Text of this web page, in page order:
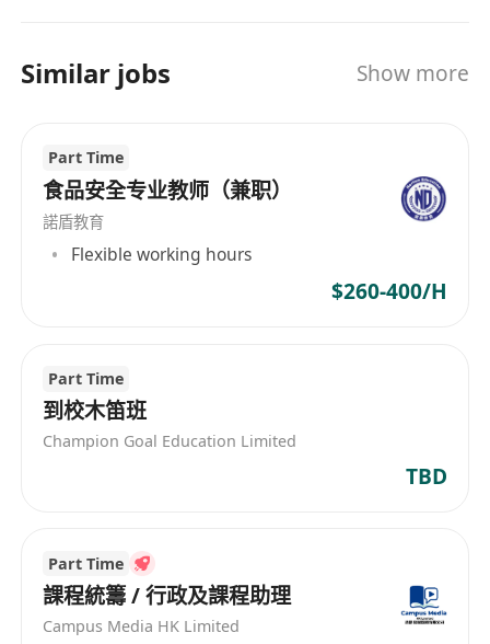
Similar jobs Show more
Part Time
食品安全专业教师（兼职）
諾盾教育
Flexible working hours
$260-400/H
Part Time
到校木笛班
Champion Goal Education Limited
TBD
Part Time
課程統籌 / 行政及課程助理
Campus Media HK Limited